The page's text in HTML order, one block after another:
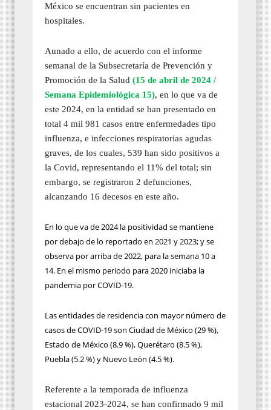
México se encuentran sin pacientes en
hospitales.
Aunado a ello, de acuerdo con el informe
semanal de la Subsecretaría de Prevención y
Promoción de la Salud (15 de abril de 2024 /
Semana Epidemiológica 15), en lo que va de
este 2024, en la entidad se han presentado en
total 4 mil 981 casos entre enfermedades tipo
influenza, e infecciones respiratorias agudas
graves, de los cuales, 539 han sido positivos a
la Covid, representando el 11% del total; sin
embargo, se registraron 2 defunciones,
alcanzando 16 decesos en este año.
En lo que va de 2024 la positividad se mantiene
por debajo de lo reportado en 2021 y 2023; y se
observa por arriba de 2022, para la semana 10 a
14. En el mismo periodo para 2020 iniciaba la
pandemia por COVID-19.
Las entidades de residencia con mayor número de
casos de COVID-19 son Ciudad de México (29 %),
Estado de México (8.9 %), Querétaro (8.5 %),
Puebla (5.2 %) y Nuevo León (4.5 %).
Referente a la temporada de influenza
estacional 2023-2024, se han confirmado 9 mil